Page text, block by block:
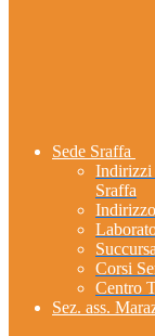
Sede Sraffa
Indirizzi
Sraffa
Corsi
Centro
Sez. ass.